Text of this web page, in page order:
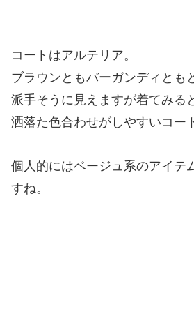
コートはアルテリア。
ブラウンともバーガンディとも
派手そうに見えますが着てみる
洒落た色合わせがしやすいコー
個人的にはベージュ系のアイテ
すね。